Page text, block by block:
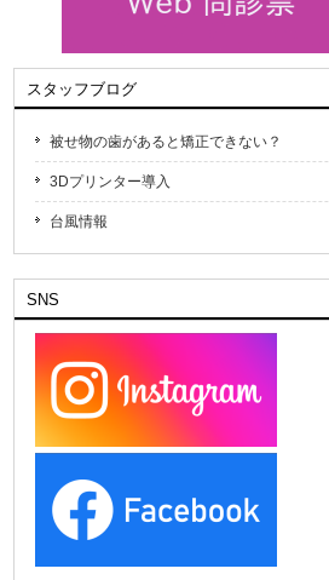
スタッフブログ
被せ物の歯があると矯正できない？
3Dプリンター導入
台風情報
SNS